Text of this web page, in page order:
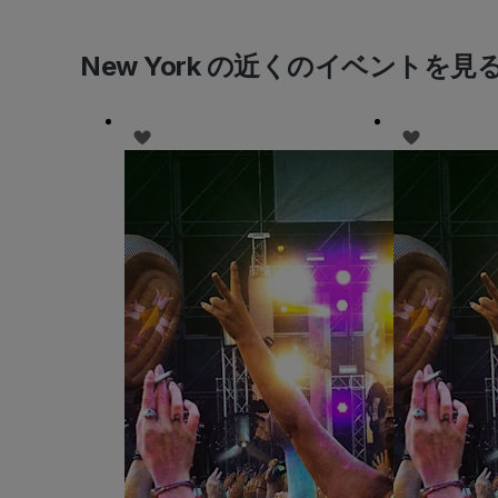
New York の近くのイベントを見